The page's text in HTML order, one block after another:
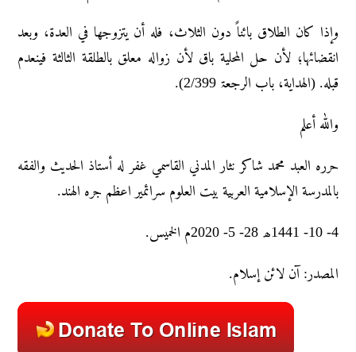
وإذا کان الطلاق بائناً دون الثلاث، فله أن یتزوجها في العدۃ، وبعد
انقضائها؛ لأن حل المحلیة باق لأن زواله معلق بالطلقة الثالثة فینعدم
قبله. (الهدایة، باب الرجعۃ 2/399).
والله أعلم
حرره العبد محمد شاکر نثار المدني القاسمي غفر له أستاذ الحديث والفقه
بالمدرسة الإسلامية العربية بيت العلوم سرائمير اعظم جره الهند.
4- 10- 1441ھ 28- 5- 2020م الخمیس.
المصدر: آن لائن إسلام.